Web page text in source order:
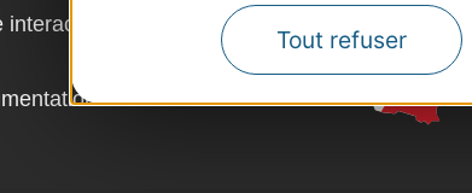
Tout refuser
interactive